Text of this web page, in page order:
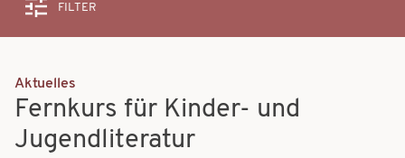
v
g
a
v
g
a
t
FILTER
Aktuelles
Fernkurs für Kinder- und
Jugendliteratur